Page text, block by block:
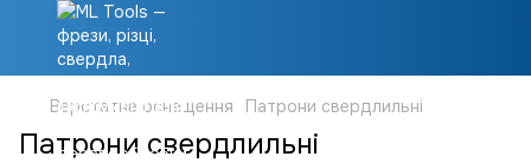
Верстатне оснащення Патрони свердлильні
Патрони свердлильні